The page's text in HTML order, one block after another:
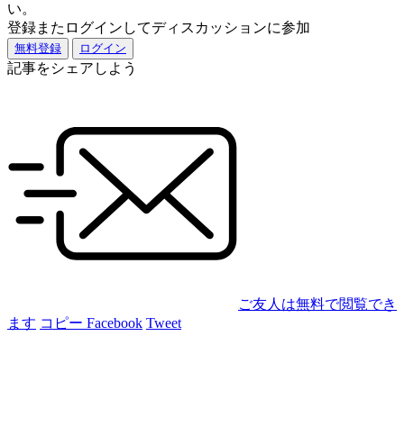
い。
登録またログインしてディスカッションに参加
無料登録 ログイン
記事をシェアしよう
ご友人は無料で閲覧でき
ます コピー Facebook Tweet